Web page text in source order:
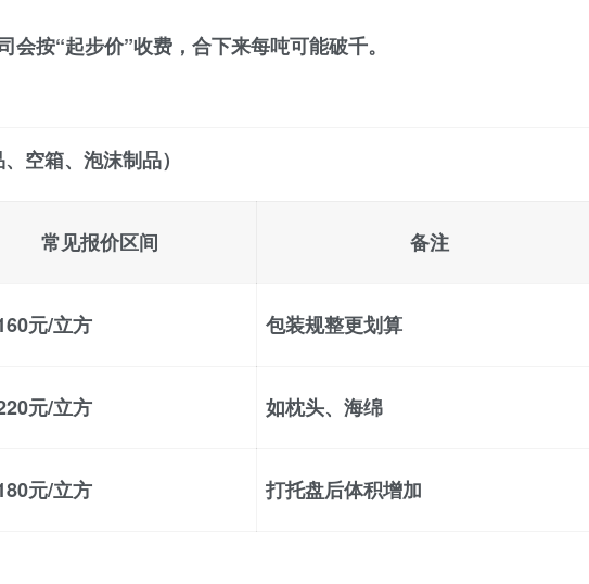
按“起步价”收费，合下来每吨可能破千。
空箱、泡沫制品）
常见报价区间 备注
元/立方 包装规整更划算
元/立方 如枕头、海绵
元/立方 打托盘后体积增加